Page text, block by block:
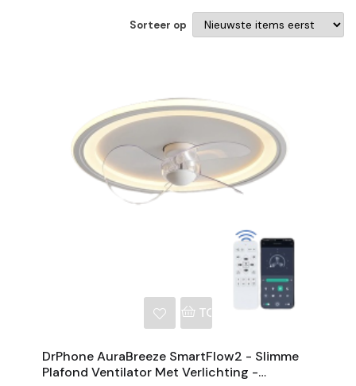
Sorteer op
TOEVOEGEN AAN
DrPhone AuraBreeze SmartFlow2 - Slimme
Plafond Ventilator Met Verlichting -